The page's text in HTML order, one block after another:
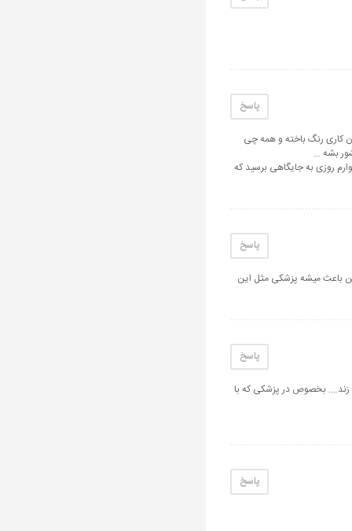
پاسخ
کاری رنگ باخته و همه چی
بشه …
روزی به جایگاهی برسید که
پاسخ
باعث میشه پزشکی مثل این
پاسخ
زند…. بخصوص در پزشکی که با
پاسخ